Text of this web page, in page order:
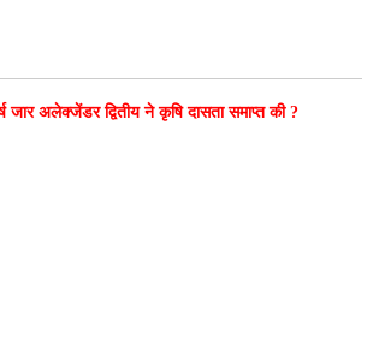
जार अलेक्जेंडर द्वितीय ने कृषि दासतासमाप्त की ?